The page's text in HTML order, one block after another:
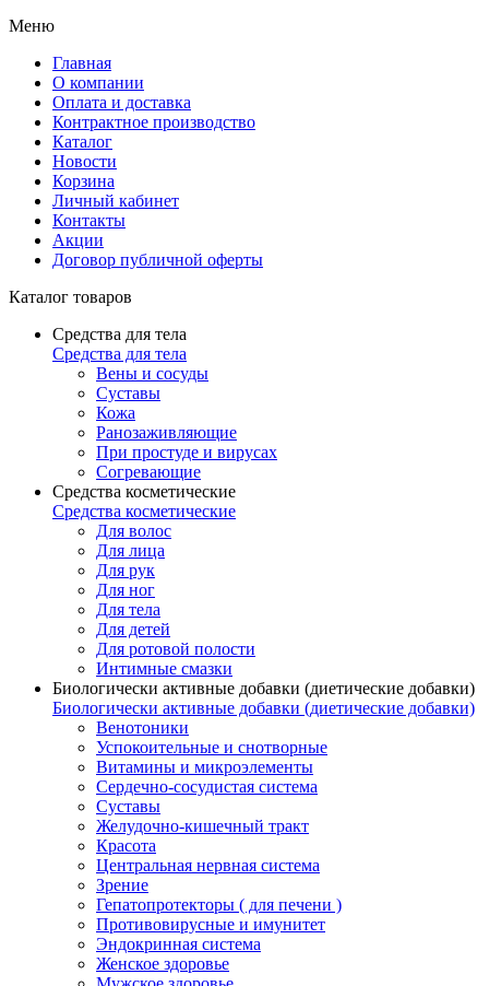
Меню
Главная
О компании
Оплата и доставка
Контрактное производство
Каталог
Новости
Корзина
Личный кабинет
Контакты
Акции
Договор публичной оферты
Каталог товаров
Средства для тела
Средства для тела
Вены и сосуды
Суставы
Кожа
Ранозаживляющие
При простуде и вирусах
Согревающие
Средства косметические
Средства косметические
Для волос
Для лица
Для рук
Для ног
Для тела
Для детей
Для ротовой полости
Интимные смазки
Биологически активные добавки (диетические добавки)
Биологически активные добавки (диетические добавки)
Венотоники
Успокоительные и снотворные
Витамины и микроэлементы
Сердечно-сосудистая система
Суставы
Желудочно-кишечный тракт
Красота
Центральная нервная система
Зрение
Гепатопротекторы ( для печени )
Противовирусные и имунитет
Эндокринная система
Женское здоровье